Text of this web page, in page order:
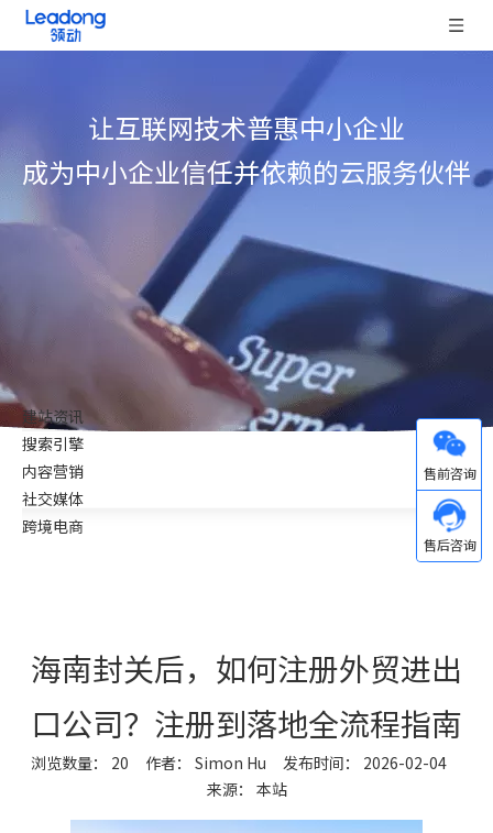
让互联网技术普惠中小企业
成为中小企业信任并依赖的云服务伙伴
建站资讯
搜索引擎
内容营销
社交媒体
跨境电商
海南封关后，如何注册外贸进出
口公司？注册到落地全流程指南
浏览数量： 20 作者： Simon Hu 发布时间： 2026-02-04
来源： 本站
["wechat","weibo","qzone","douban","email"]
微信